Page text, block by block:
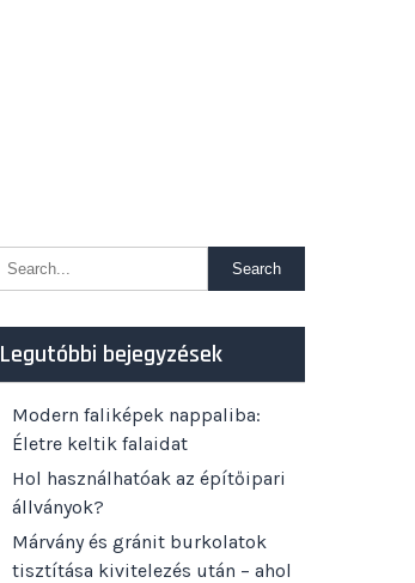
Legutóbbi bejegyzések
Modern faliképek nappaliba:
Életre keltik falaidat
Hol használhatóak az építőipari
állványok?
Márvány és gránit burkolatok
tisztítása kivitelezés után – ahol